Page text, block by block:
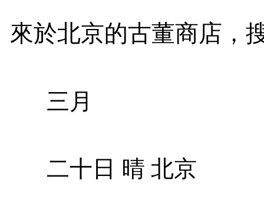
來於北京的古董商店，
三月
二十日 晴 北京